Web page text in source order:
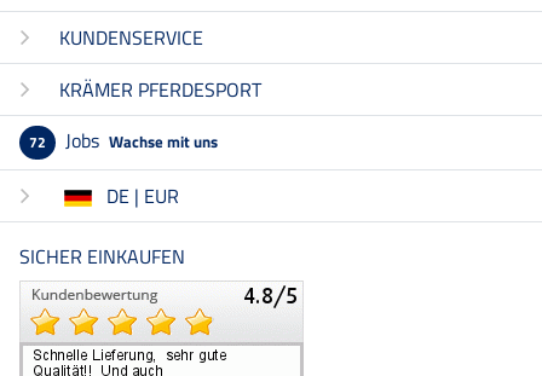
KUNDENSERVICE
KRÄMER PFERDESPORT
72 Jobs Wachse mit uns
DE | EUR
SICHER EINKAUFEN